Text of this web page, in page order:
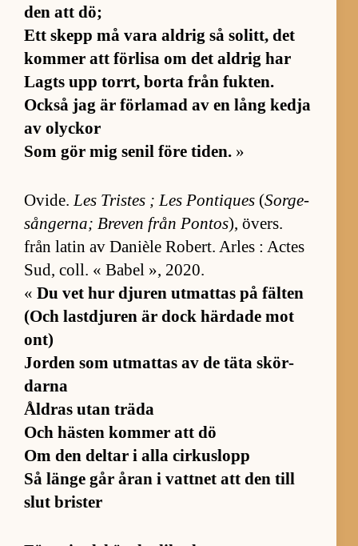
den att dö;
Ett skepp må vara ald­rig så so­litt, det
kom­mer att för­lisa om det ald­rig har
Lagts upp torrt, borta från fuk­ten.
Också jag är för­la­mad av en lång kedja
av olyckor
Som gör mig se­nil före ti­den. »
Ovi­de.Les Tris­tes ; Les Pon­ti­ques (Sor­ge­
sång­er­na; Bre­ven från Pon­tos), övers.
från la­tin av Da­nièle Robert. Ar­les : Ac­tes
Sud, coll. « Ba­bel », 2020.
« Du vet hur dju­ren ut­mat­tas på fäl­ten
(Och last­dju­ren är dock här­dade mot
ont)
Jor­den som ut­mat­tas av de täta skör­
darna
Åld­ras utan träda
Och häs­ten kom­mer att dö
Om den del­tar i alla cir­kus­lopp
Så länge går åran i vatt­net att den till
slut bris­ter